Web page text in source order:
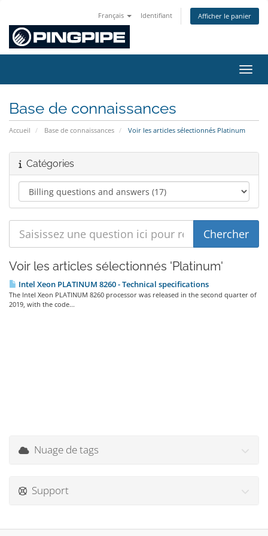
Français Identifiant Afficher le panier
Base de connaissances
Accueil Base de connaissances Voir les articles sélectionnés Platinum
Catégories
Voir les articles sélectionnés 'Platinum'
Intel Xeon PLATINUM 8260 - Technical specifications
The Intel Xeon PLATINUM 8260 processor was released in the second quarter of
2019, with the code...
Nuage de tags
Support